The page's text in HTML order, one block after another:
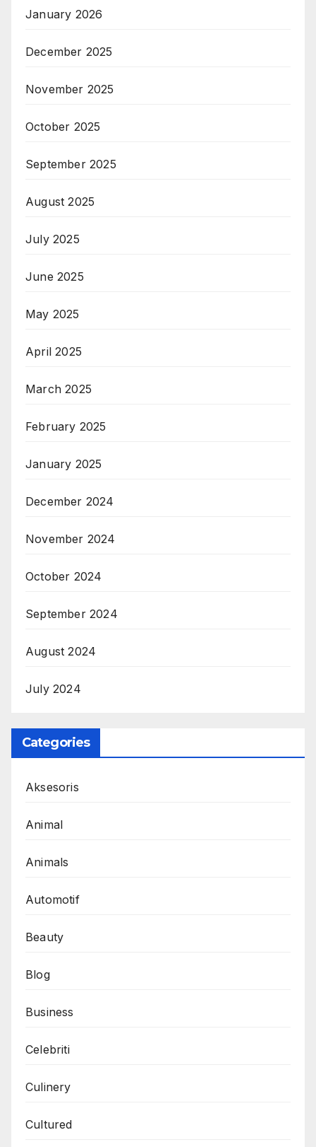
January 2026
December 2025
November 2025
October 2025
September 2025
August 2025
July 2025
June 2025
May 2025
April 2025
March 2025
February 2025
January 2025
December 2024
November 2024
October 2024
September 2024
August 2024
July 2024
Categories
Aksesoris
Animal
Animals
Automotif
Beauty
Blog
Business
Celebriti
Culinery
Cultured